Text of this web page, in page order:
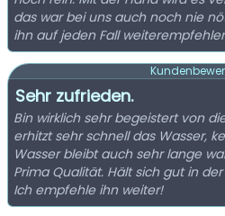
das war bei uns auch noch nie
ihn auf jeden Fall
Sehr zufrieden.
Bin wirklich sehr begeistert von
erhitzt sehr schnell das Wasser,
Wasser bleibt auch sehr lange
Prima Qualität. Hält sich gut in
Ich empfehle ihn weiter!